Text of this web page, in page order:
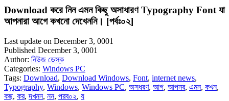
Download করে নিন এমন কিছু অসাধারণ Typography Font যা
আপনারা আগে কখনো দেখেননি। [পর্বঃ০২]
Last update on December 3, 0001
Published December 3, 0001
Author: নিউজ ডেস্ক
Categories: Windows PC
Tags: Download, Download Windows, Font, internet news,
Typography, Windows, Windows PC, অসধরণ, আগ, আপনর, এমন, কখন,
কছ, কর,দখনন, নন, পরব০২, য